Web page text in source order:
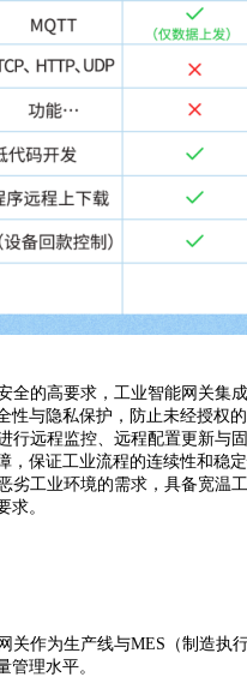
全的高要求，工业智能网关集
性与隐私保护，防止未经授权
行远程监控、 远程配置更新与
，保证工业流程的连续性和稳
劣工业环境的需求，具备宽
求。
关作为生产线与MES（制造
管理水平。